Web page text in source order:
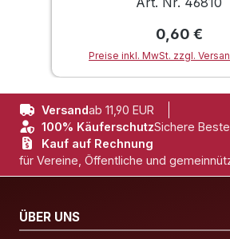
Regulärer
0,60 €
Preise inkl. MwSt. zzgl.
Versandab 11,90 EUR
100% KäuferschutzSichere
Kauf auf Rechnung
für Vereine, Öffentliche und
ÜBER UNS